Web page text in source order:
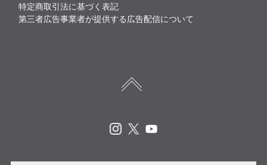
特定商取引法に基づく表記
第三者広告事業者が提供する広告配信について